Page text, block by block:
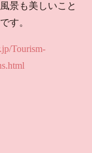
景も美しいこと
す。
Tourism-